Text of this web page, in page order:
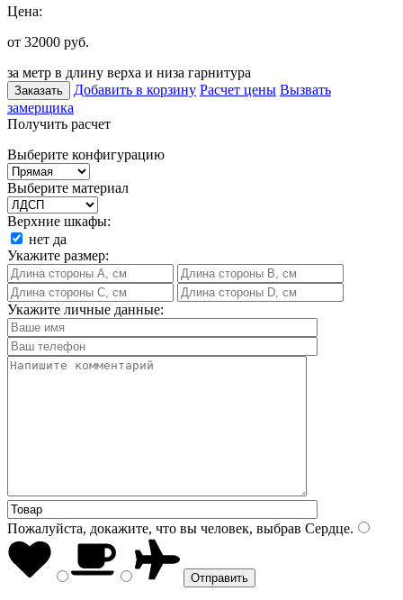
Цена:
от 32000 руб.
за метр в длину верха и низа гарнитура
Заказать Добавить в корзину Расчет цены Вызвать
замерщика
Получить расчет
Выберите конфигурацию
Выберите материал
Верхние шкафы:
нет да
Укажите размер:
Укажите личные данные:
Пожалуйста, докажите, что вы человек, выбрав Сердце.